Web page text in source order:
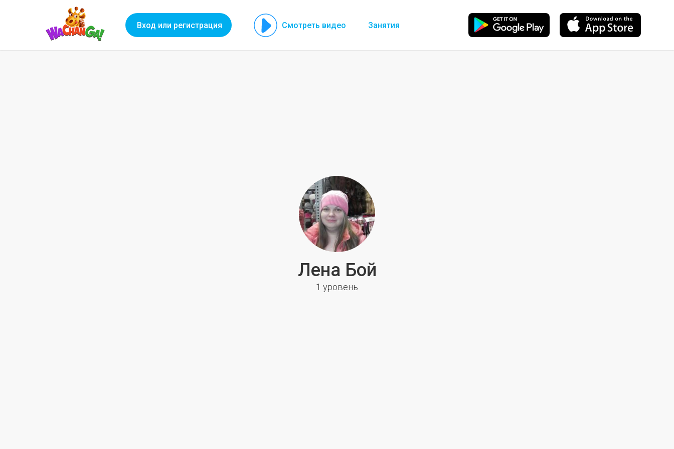
Вход или регистрация Смотреть видео Занятия
Лена Бой
1 уровень